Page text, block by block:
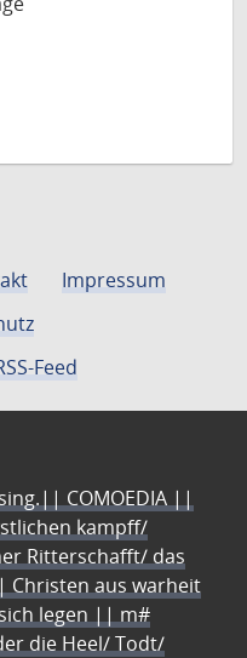
Impressum
Feed
COMOEDIA ||
kampff/
Ritterschafft/ das
aus warheit
legen || m#
die Heel/ Todt/